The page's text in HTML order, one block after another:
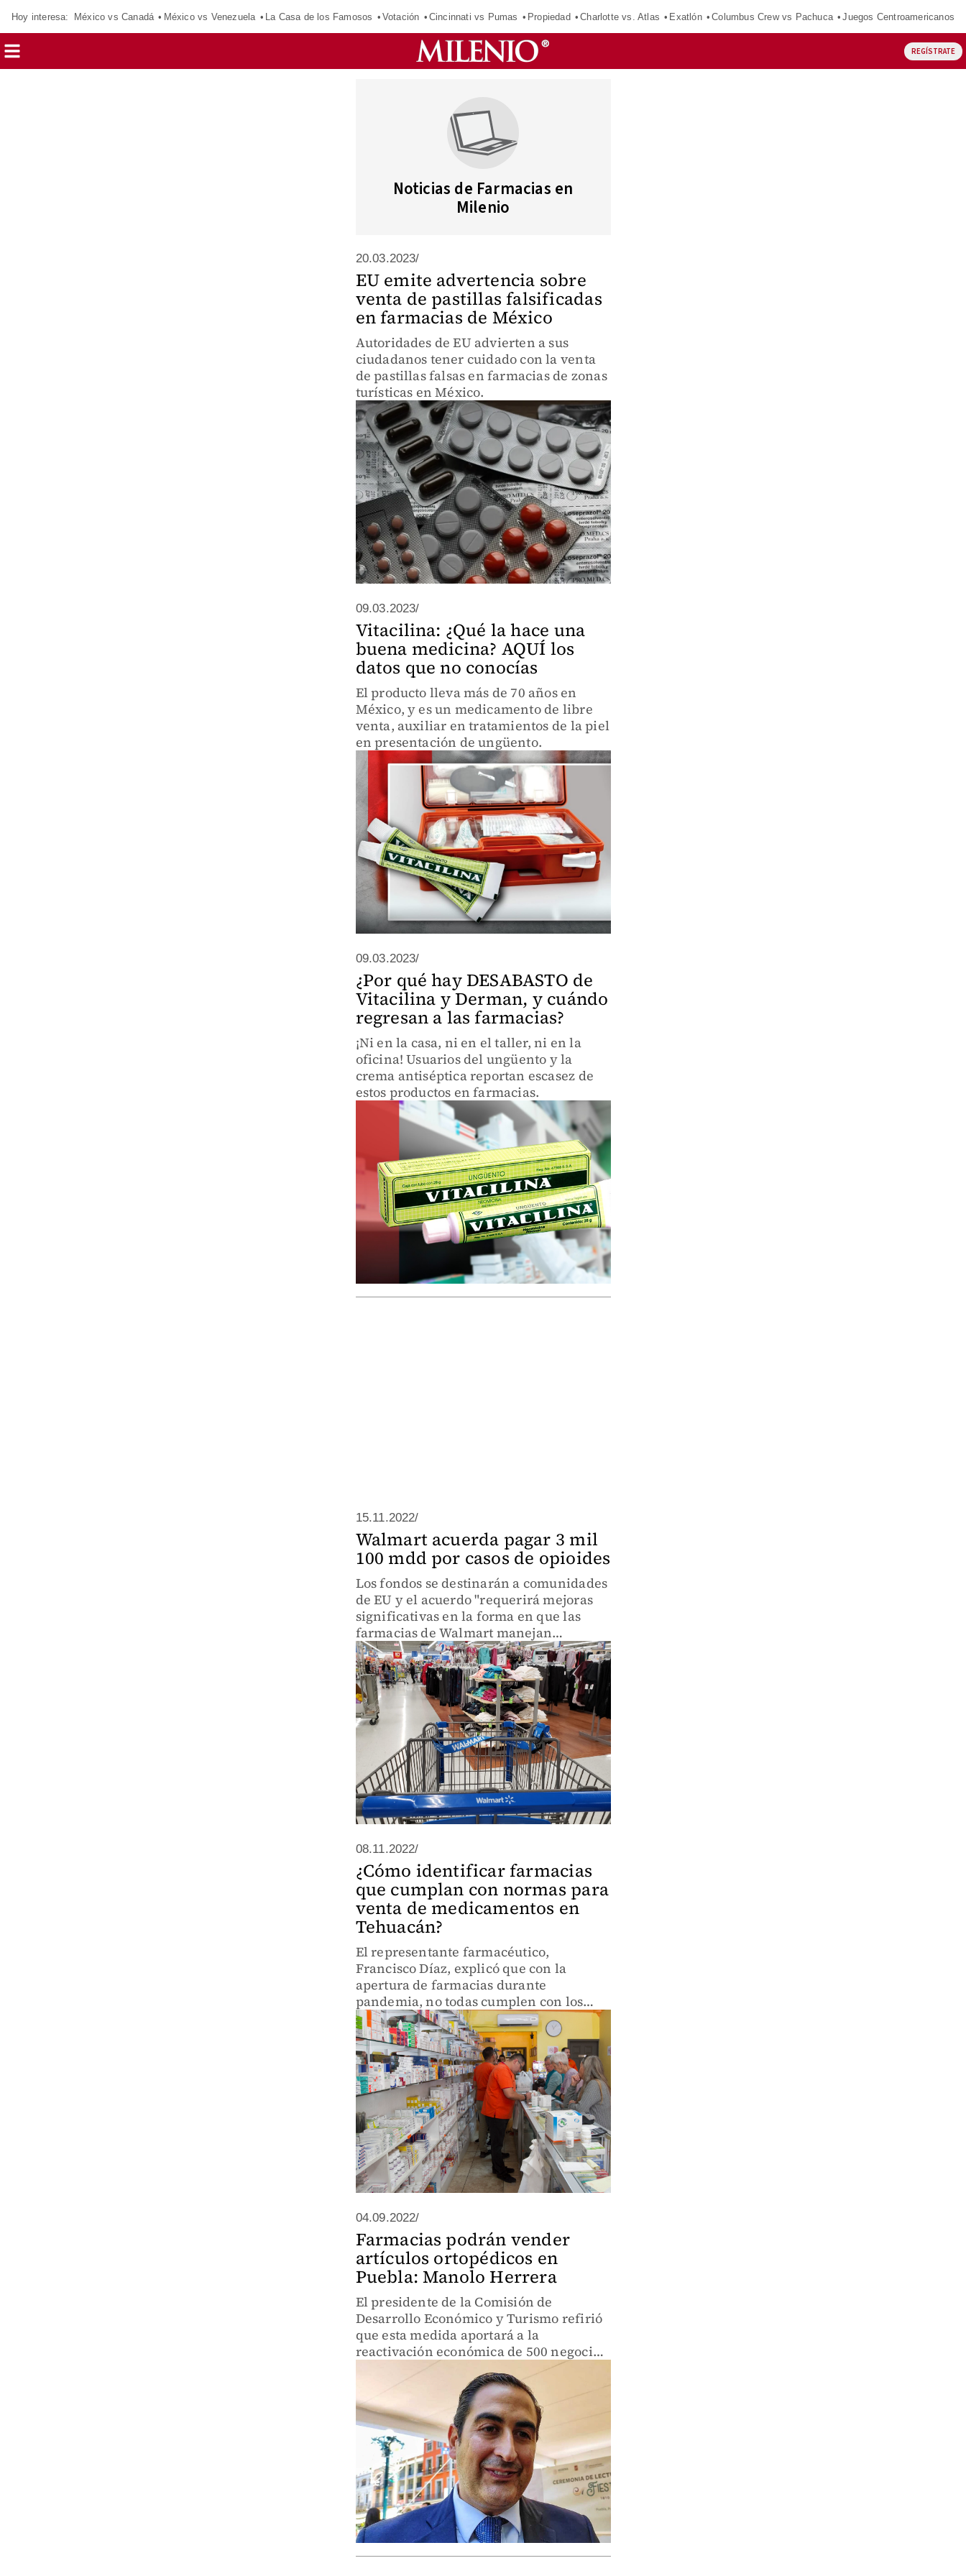
Hoy interesa: México vs Canadá México vs Venezuela La Casa de los Famosos Votación Cincinnati vs Pumas Propiedad Charlotte vs. Atlas Exatlón Columbus Crew vs Pachuca Juegos Centroamericanos
REGÍSTRATE
Noticias de Farmacias en
Milenio
20.03.2023/
EU emite advertencia sobre
venta de pastillas falsificadas
en farmacias de México
Autoridades de EU advierten a sus
ciudadanos tener cuidado con la venta
de pastillas falsas en farmacias de zonas
turísticas en México.
09.03.2023/
Vitacilina: ¿Qué la hace una
buena medicina? AQUÍ los
datos que no conocías
El producto lleva más de 70 años en
México, y es un medicamento de libre
venta, auxiliar en tratamientos de la piel
en presentación de ungüento.
09.03.2023/
¿Por qué hay DESABASTO de
Vitacilina y Derman, y cuándo
regresan a las farmacias?
¡Ni en la casa, ni en el taller, ni en la
oficina! Usuarios del ungüento y la
crema antiséptica reportan escasez de
estos productos en farmacias.
15.11.2022/
Walmart acuerda pagar 3 mil
100 mdd por casos de opioides
Los fondos se destinarán a comunidades
de EU y el acuerdo "requerirá mejoras
significativas en la forma en que las
farmacias de Walmart manejan
opioides".
08.11.2022/
¿Cómo identificar farmacias
que cumplan con normas para
venta de medicamentos en
Tehuacán?
El representante farmacéutico,
Francisco Díaz, explicó que con la
apertura de farmacias durante
pandemia, no todas cumplen con los
lineamientos de ventas.
04.09.2022/
Farmacias podrán vender
artículos ortopédicos en
Puebla: Manolo Herrera
El presidente de la Comisión de
Desarrollo Económico y Turismo refirió
que esta medida aportará a la
reactivación económica de 500 negocios